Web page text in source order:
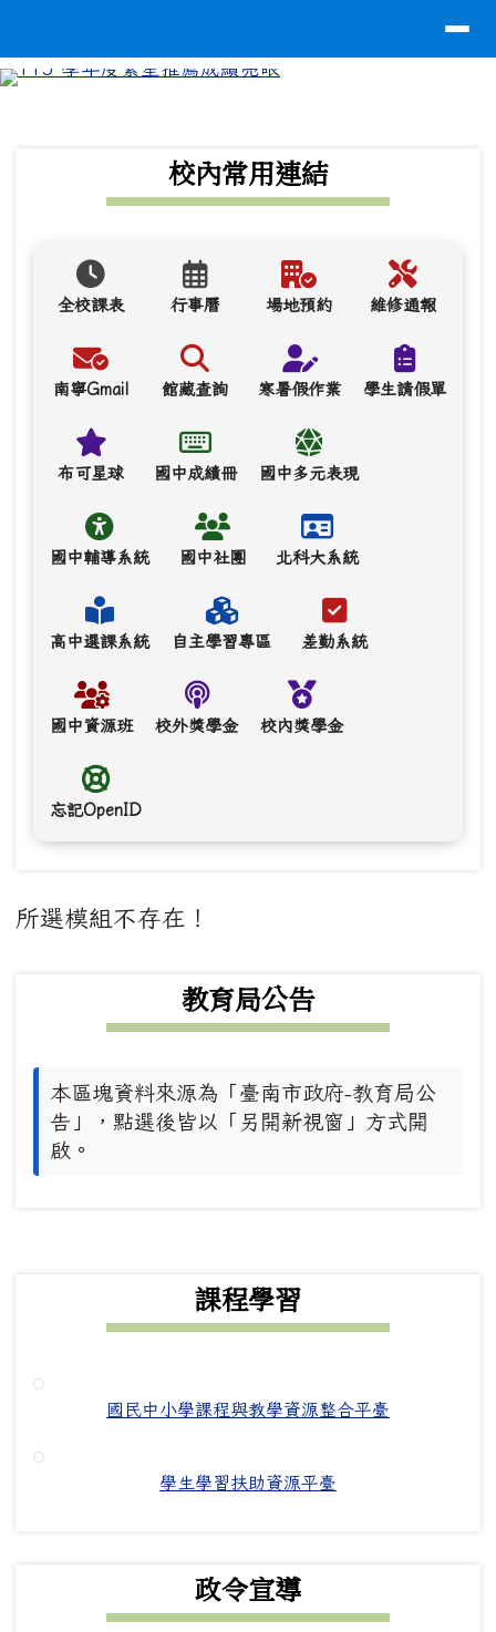
上中區域內容校內常用連結
全校課表 行事曆 場地預約 維修通報
南寧Gmail 館藏查詢 寒暑假作業 學生請假單
布可星球 國中成績冊 國中多元表現
國中輔導系統 國中社團 北科大系統
高中選課系統 自主學習專區 差勤系統
國中資源班 校外獎學金 校內獎學金
忘記OpenID
主內容區域
所選模組不存在！
教育局公告
本區塊資料來源為「臺南市政府-教育局公
告」，點選後皆以「另開新視窗」方式開
啟。
課程學習
國民中小學課程與教學資源整合平臺
學生學習扶助資源平臺
政令宣導